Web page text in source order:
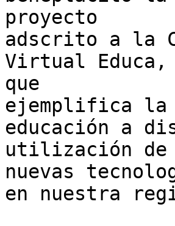
proyecto
adscrito a la
Virtual
que
ejemplifica la
educación a
utilización de
nuevas
en nuestra